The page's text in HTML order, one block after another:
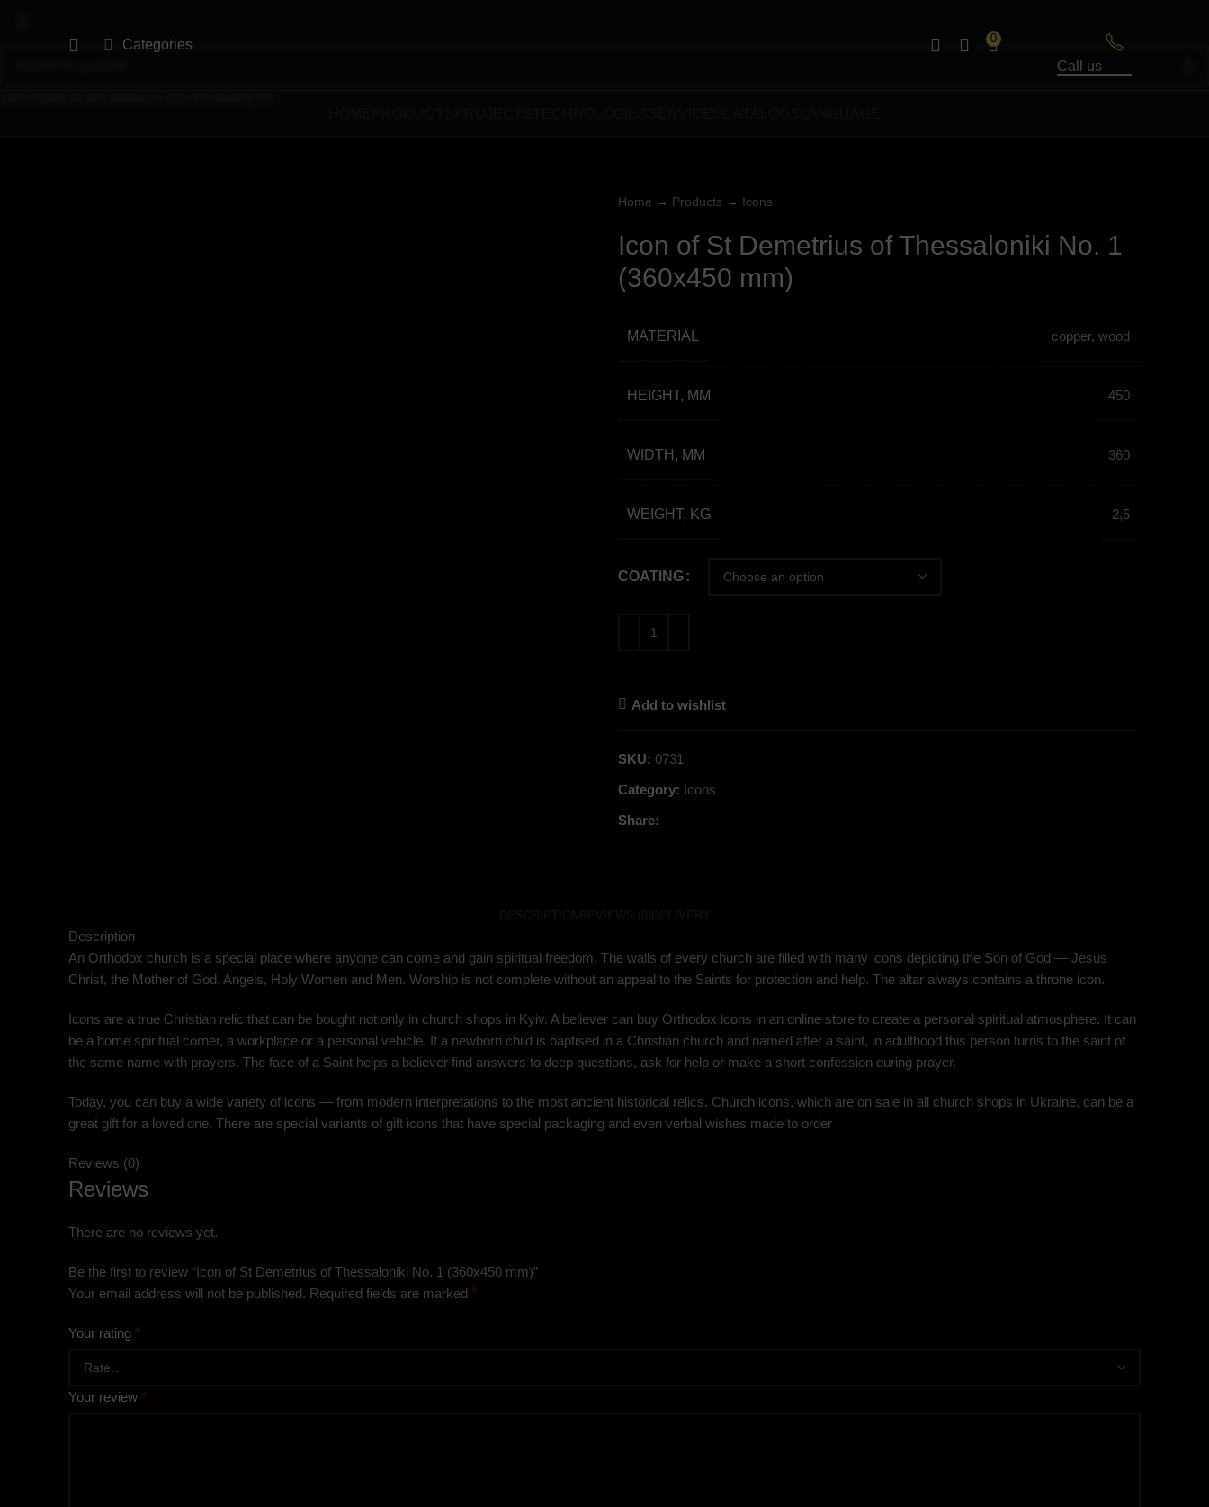
Categories 0
Call us
Home → Products → Icons
Icon of St Demetrius of Thessaloniki No. 1
(360х450 mm)
MATERIAL copper, wood
HEIGHT, MM 450
WIDTH, MM 360
WEIGHT, KG 2,5
COATING
Add to wishlist
SKU: 0731
Category: Icons
Share:
Description
An Orthodox church is a special place where anyone can come and gain spiritual freedom. The walls of every church are filled with many icons depicting the Son of God — Jesus
Christ, the Mother of God, Angels, Holy Women and Men. Worship is not complete without an appeal to the Saints for protection and help. The altar always contains a throne icon.
Icons are a true Christian relic that can be bought not only in church shops in Kyiv. A believer can buy Orthodox icons in an online store to create a personal spiritual atmosphere. It can
be a home spiritual corner, a workplace or a personal vehicle. If a newborn child is baptised in a Christian church and named after a saint, in adulthood this person turns to the saint of
the same name with prayers. The face of a Saint helps a believer find answers to deep questions, ask for help or make a short confession during prayer.
Today, you can buy a wide variety of icons — from modern interpretations to the most ancient historical relics. Church icons, which are on sale in all church shops in Ukraine, can be a
great gift for a loved one. There are special variants of gift icons that have special packaging and even verbal wishes made to order
Reviews (0)
Reviews
There are no reviews yet.
Be the first to review “Icon of St Demetrius of Thessaloniki No. 1 (360х450 mm)”
Your email address will not be published. Required fields are marked *
Your rating *
Your review *